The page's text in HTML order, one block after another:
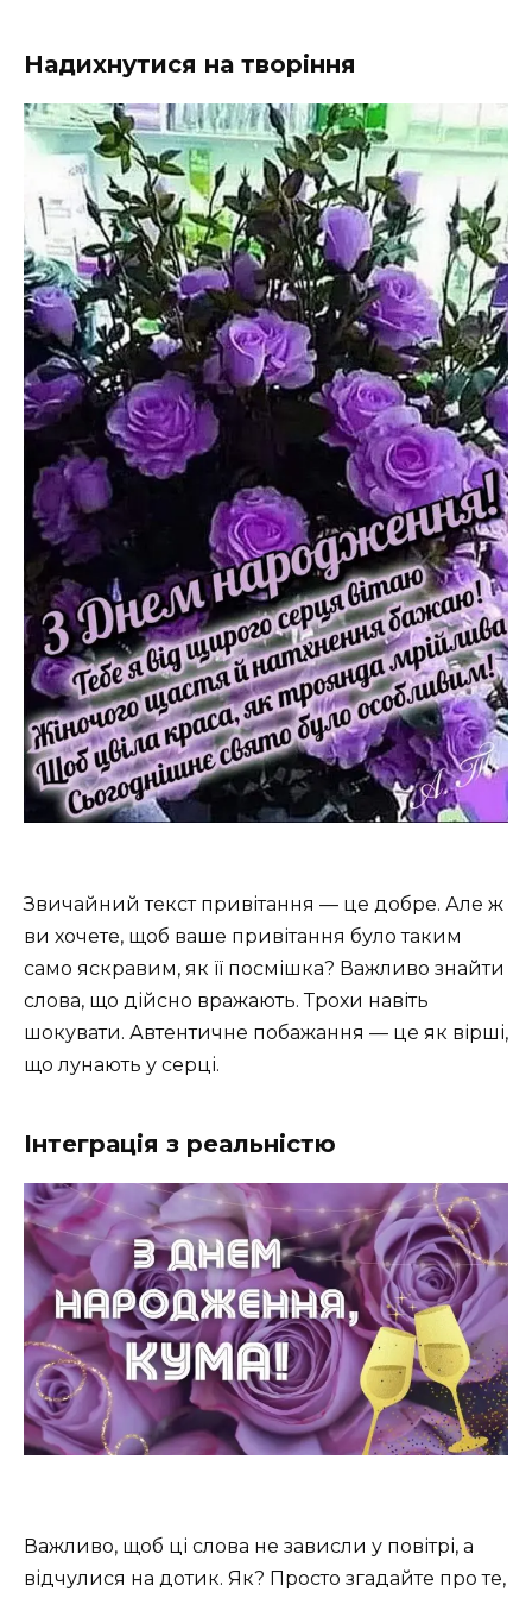
Надихнутися на творіння
Звичайний текст привітання — це добре. Але ж
ви хочете, щоб ваше привітання було таким
само яскравим, як її посмішка? Важливо знайти
слова, що дійсно вражають. Трохи навіть
шокувати. Автентичне побажання — це як вірші,
що лунають у серці.
Інтеграція з реальністю
Важливо, щоб ці слова не зависли у повітрі, а
відчулися на дотик. Як? Просто згадайте про те,